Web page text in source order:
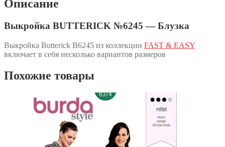
Описание
Выкройка BUTTERICK №6245 — Блузка
Выкройка Butterick B6245 из коллекции FAST & EASY
включает в себя несколько вариантов размеров
Похожие товары